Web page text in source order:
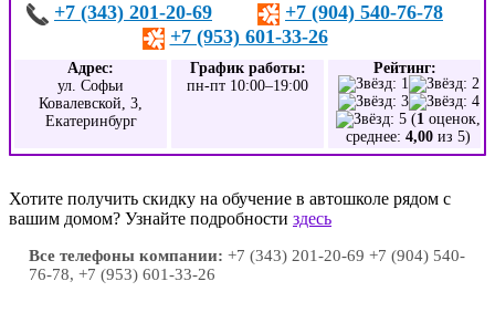
+7 (343) 201-20-69
+7 (904) 540-76-78
+7 (953) 601-33-26
Адрес:
ул. Софьи
Ковалевской, 3,
Екатеринбург
График работы:
пн-пт 10:00–19:00
Рейтинг:
(1 оценок,
среднее: 4,00 из 5)
Хотите получить скидку на обучение в автошколе рядом с
вашим домом? Узнайте подробности здесь
Все телефоны компании: +7 (343) 201-20-69 +7 (904) 540-
76-78, +7 (953) 601-33-26